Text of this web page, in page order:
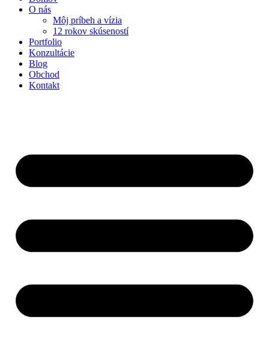
O nás
Môj príbeh a vízia
12 rokov skúseností
Portfolio
Konzultácie
Blog
Obchod
Kontakt